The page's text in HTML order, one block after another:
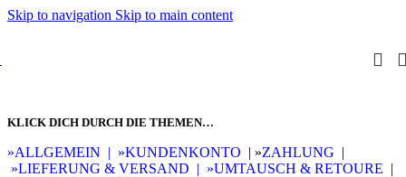
Skip to navigation Skip to main content
KLICK DICH DURCH DIE THEMEN…
»ALLGEMEIN | »KUNDENKONTO | »ZAHLUNG |
»LIEFERUNG & VERSAND | »UMTAUSCH & RETOURE |